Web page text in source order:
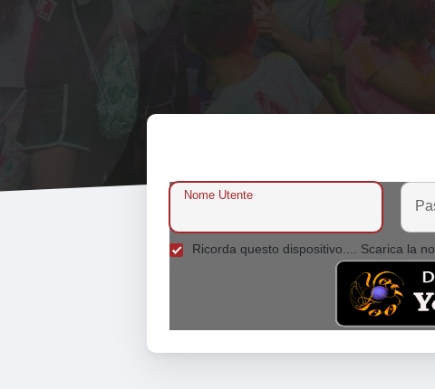
Nome Utente
Ricorda questo dispositivo.... Scarica la